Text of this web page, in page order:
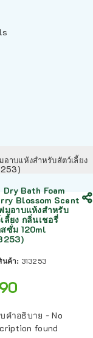
อาบแห้งสำหรับสัตว์เลี้ยง
Dry Bath Foam
Blossom Scent
มอาบแห้งสำหรับ
ลี้ยง กลิ่นเชอรี่
ซั่ม 120ml
นค้า: 313253
คำอธิบาย - No
found